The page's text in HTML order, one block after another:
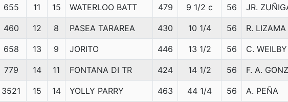
655 11 15 WATERLOO BATT 479 9 1/2 c 56 JR.
460 12 8 PASEA TARAREA 430 10 1/4 56 R. LIZAMA
658 13 9 JORITO 446 13 1/2 56 C. WEILBY
779 14 11 FONTANA DI TR 424 14 1/2 56 F. A.
3521 15 14 YOLLY PARRY 463 44 1/4 56 A. PEÑA